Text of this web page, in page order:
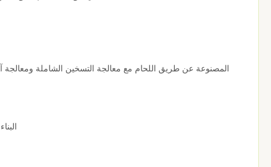
المصنوعة عن طريق اللحام مع معالجة التسخين الشاملة ومعالجة